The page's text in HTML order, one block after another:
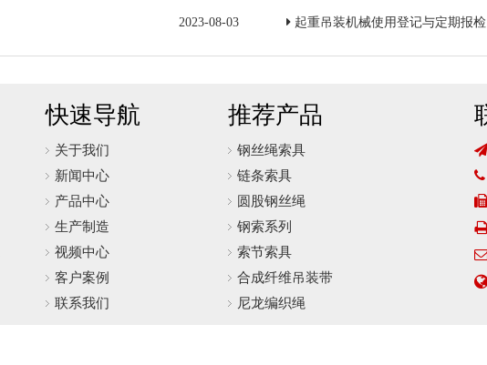
2023-08-03 起重吊装机械使用登记与定期报检
快速导航
关于我们
新闻中心
产品中心
生产制造
视频中心
客户案例
联系我们
推荐产品
钢丝绳索具
链条索具
圆股钢丝绳
钢索系列
索节索具
合成纤维吊装带
尼龙编织绳




